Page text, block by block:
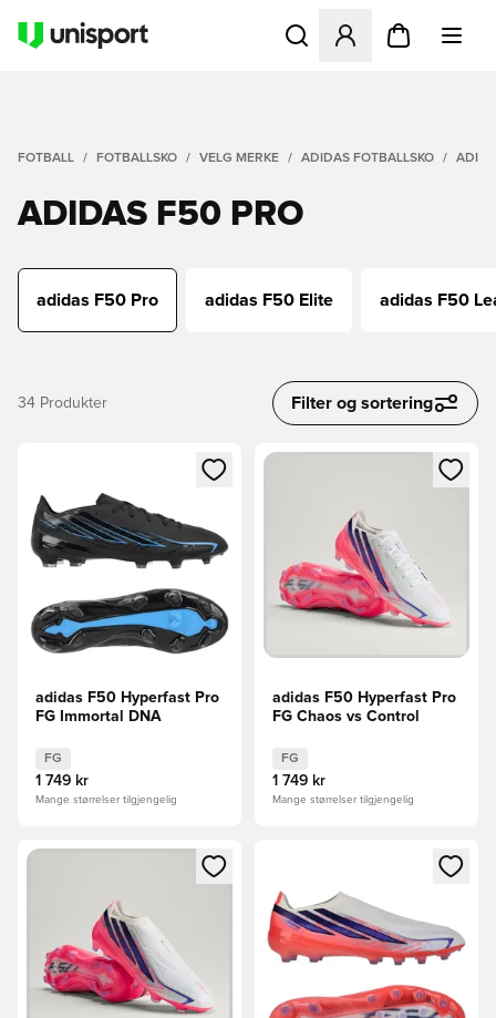
Åpner en Modal for å
FOTBALL FOTBALLSKO VELG MERKE ADIDAS FOTBALLSKO
ADIDAS F50 PRO
adidas F50 Pro adidas F50 Elite adidas F50
34 Produkter Filter og sortering
Åpner en Modal for å logge inn eller registrere deg som
adidas F50 Hyperfast Pro
FG Immortal DNA
FG
1 749 kr
Mange størrelser tilgjengelig
Åpner en Modal for å logge
adidas F50 Hyperfast Pro
FG Chaos vs Control
FG
1 749 kr
Mange størrelser tilgjengelig
Åpner en Modal for å logge inn eller registrere deg som
Åpner en Modal for å logge